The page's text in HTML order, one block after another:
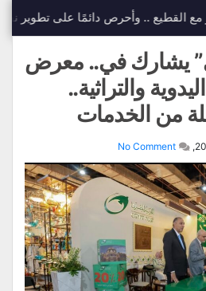
القطيع .. وأحرص دائمًا على تطوير
يشارك في.. معرض
والتراثية..
من الخدمات
No Comment